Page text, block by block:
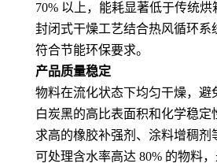
70% 以上，能耗显著低于传统
封闭式干燥工艺结合热风循环系
符合节能环保要求。
产品质量稳定
物料在流化状态下均匀干燥，避
白炭黑的高比表面积和化学稳定
求高的橡胶补强剂、涂料增稠剂
可处理含水率高达 80% 的物料